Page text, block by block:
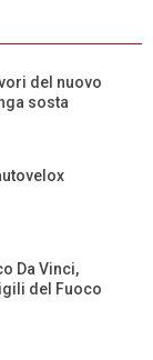
del nuovo
sosta
Da Vinci,
del Fuoco